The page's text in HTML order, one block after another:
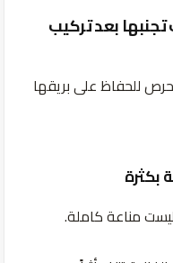
بعد تركيب
للحفاظ على بريقها
بكثرة
مناعة كاملة.